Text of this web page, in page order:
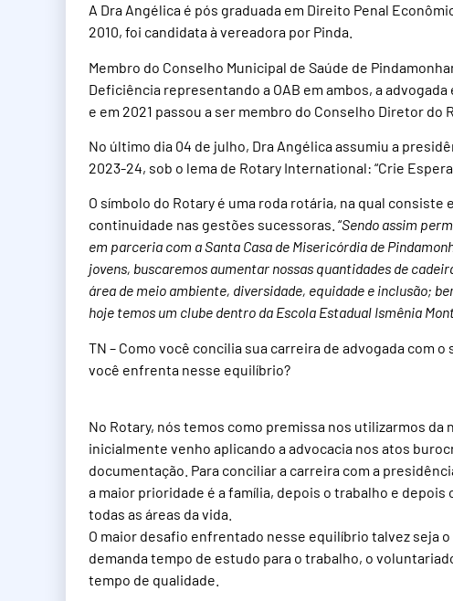
A Dra Angélica é pós graduada em Direito Penal
2010, foi candidata à vereadora por Pinda.
Membro do Conselho Municipal de Saúde de
Deficiência representando a OAB em ambos, a
e em 2021 passou a ser membro do Conselho Diretor do
No último dia 04 de julho, Dra Angélica assumiu a
2023-24, sob o lema de Rotary International: “Crie
O símbolo do Rotary é uma roda rotária, na qual
continuidade nas gestões sucessoras. “Sendo assim
em parceria com a Santa Casa de Misericórdia de
jovens, buscaremos aumentar nossas quantidades de
área de meio ambiente, diversidade, equidade e inclusão;
hoje temos um clube dentro da Escola Estadual Ismênia
TN – Como você concilia sua carreira de advogada com
você enfrenta nesse equilíbrio?
No Rotary, nós temos como premissa nos utilizarmos
inicialmente venho aplicando a advocacia nos atos
documentação. Para conciliar a carreira com a
a maior prioridade é a família, depois o trabalho e
todas as áreas da vida.
O maior desafio enfrentado nesse equilíbrio talvez seja
demanda tempo de estudo para o trabalho, o
tempo de qualidade.